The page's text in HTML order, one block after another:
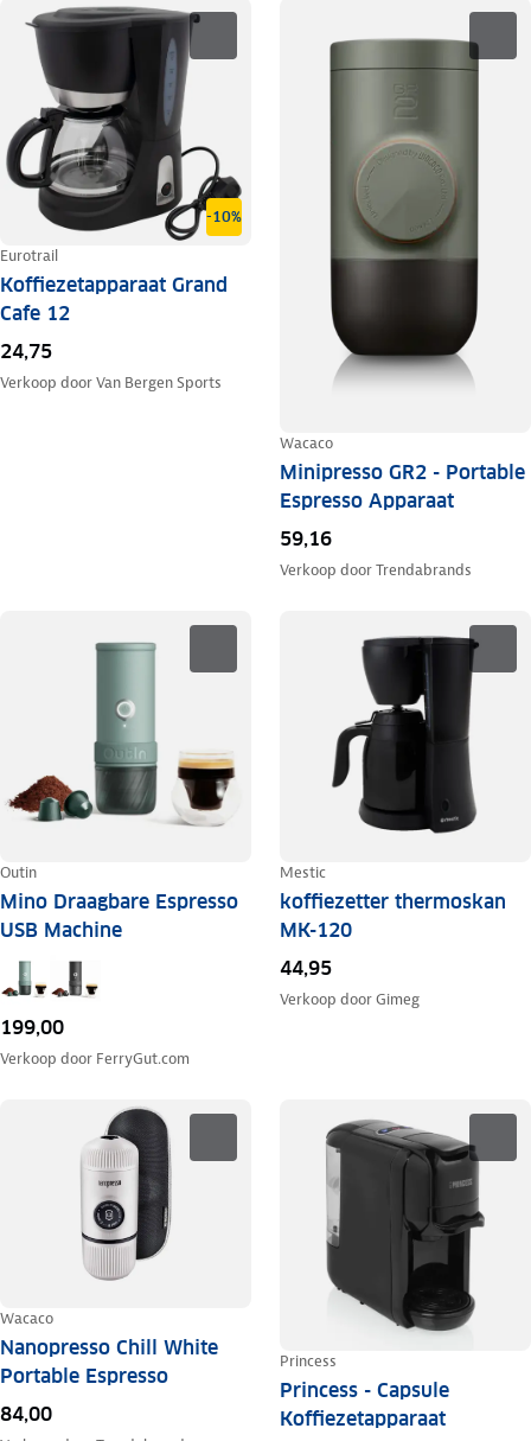
-10%
Eurotrail
Koffiezetapparaat Grand
Cafe 12
24,75
Verkoop doorVan Bergen Sports
Wacaco
Minipresso GR2 - Portable
Espresso Apparaat
59,16
Verkoop doorTrendabrands
Outin
Mino Draagbare Espresso
USB Machine
199,00
Verkoop door FerryGut.com
Mestic
koffiezetter thermoskan
MK-120
44,95
Verkoop doorGimeg
Wacaco
Nanopresso Chill White
Portable Espresso
84,00
Princess
Princess - Capsule
Koffiezetapparaat